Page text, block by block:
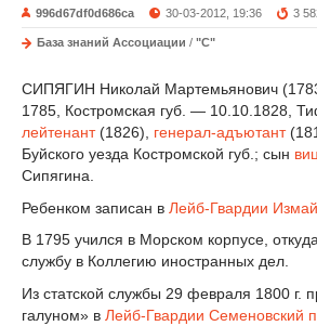
996d67df0d686ca 30-03-2012, 19:36 3
База знаний Ассоциации / "С"
СИПЯГИН Николай Мартемьянович
1785, Костромская губ. — 10.10.1828,
лейтенант(1826), генерал-адъютант
Буйского уезда Костромской губ.; сын
Сипягина.
Ребенком записан в Лейб-Гвардии
В 1795 учился в Морском корпусе,
службу в Коллегию иностранных дел.
Из статской службы 29 февраля 1800 г.
галуном» в Лейб-Гвардии Семеновский